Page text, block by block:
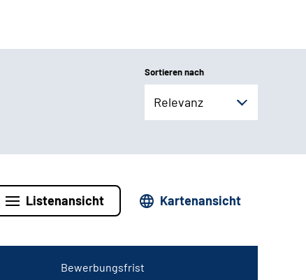
Sortieren nach
Relevanz
Listenansicht Kartenansicht
Bewerbungsfrist